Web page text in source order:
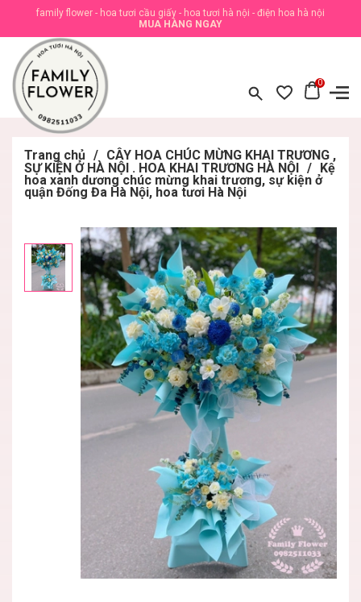
family flower - hoa tươi cầu giấy - hoa tươi hà nội - điện hoa hà nội
MUA HÀNG NGAY
0
Trang chủ / CÂY HOA CHÚC MỪNG KHAI TRƯƠNG ,
SỰ KIỆN Ở HÀ NỘI . HOA KHAI TRƯƠNG HÀ NỘI / Kệ
hoa xanh dương chúc mừng khai trương, sự kiện ở
quận Đống Đa Hà Nội, hoa tươi Hà Nội